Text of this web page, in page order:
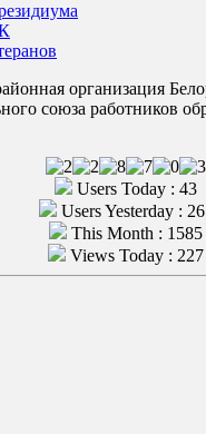
организация
союза работников
Users Today : 43
Users Yesterday :
This Month : 1585
Views Today : 227